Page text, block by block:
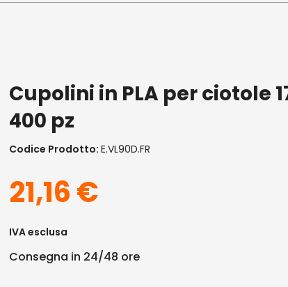
Cupolini in PLA per ciotole
400 pz
Codice Prodotto: E.VL90D.FR
21,16€
IVA esclusa
Consegna in 24/48 ore